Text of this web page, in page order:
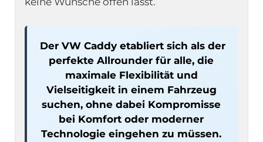
Der VW Caddy etabliert sich als der
perfekte Allrounder für alle, die
maximale Flexibilität und
Vielseitigkeit in einem Fahrzeug
suchen, ohne dabei Kompromisse
bei Komfort oder moderner
Technologie eingehen zu müssen.